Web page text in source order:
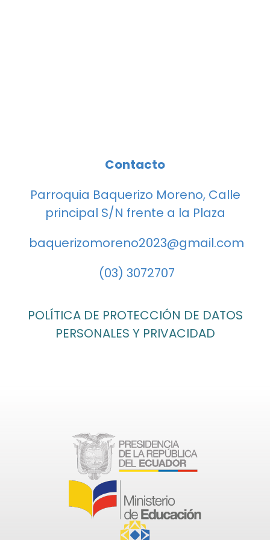
Contacto
Parroquia Baquerizo Moreno, Calle
principal S/N frente a la Plaza
baquerizomoreno2023@gmail.com
(03) 3072707
POLÍTICA DE PROTECCIÓN DE DATOS
PERSONALES Y PRIVACIDAD